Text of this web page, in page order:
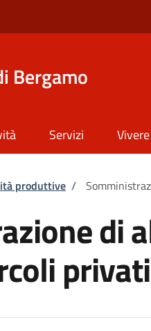
Bergamo
Servizi
produttive /
di